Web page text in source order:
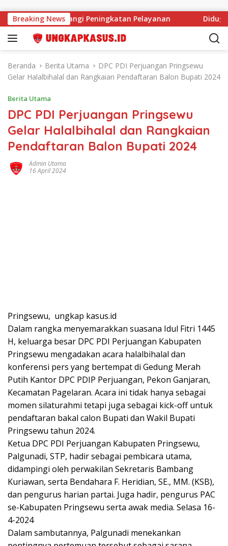
Breaking News
Tak Halangi Peningkatan Pelayanan Diduga
Beranda Berita Utama
DPC PDI Perjuangan Pringsewu
Gelar Halalbihalal dan Rangkaian Pendaftaran Balon Bupati 2024
Berita Utama
DPC PDI Perjuangan Pringsewu
Gelar Halalbihalal dan Rangkaian
Pendaftaran Balon Bupati 2024
Admin Utama
16 April 2024
Pringsewu, ungkap kasus.id
Dalam rangka menyemarakkan suasana Idul Fitri 1445
H, keluarga besar DPC PDI Perjuangan Kabupaten
Pringsewu mengadakan acara halalbihalal dan
konferensi pers yang bertempat di Gedung Merah
Putih Kantor DPC PDIP Perjuangan, Pekon Ganjaran,
Kecamatan Pagelaran. Acara ini tidak hanya sebagai
momen silaturahmi tetapi juga sebagai kick-off untuk
pendaftaran bakal calon Bupati dan Wakil Bupati
Pringsewu tahun 2024.
Ketua DPC PDI Perjuangan Kabupaten Pringsewu,
Palgunadi, STP, hadir sebagai pembicara utama,
didampingi oleh perwakilan Sekretaris Bambang
Kuriawan, serta Bendahara F. Heridian, SE., MM. (KSB),
dan pengurus harian partai. Juga hadir, pengurus PAC
se-Kabupaten Pringsewu serta awak media. Selasa 16-
4-2024
Dalam sambutannya, Palgunadi menekankan